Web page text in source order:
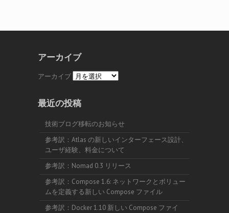
アーカイブ
アーカイブ
最近の投稿
技術ブログ移転のお知らせ
参考訳：Atlas の新しいインターフェース設計、
ユーザ経験、料金について
参考訳：Nomad 0.3 リリース
参考訳：Compose 1.6: ネットワークとボリュー
ムを定義する新しい Compose ファイル
参考訳：Docker 1.10 新しい Compose ファイ